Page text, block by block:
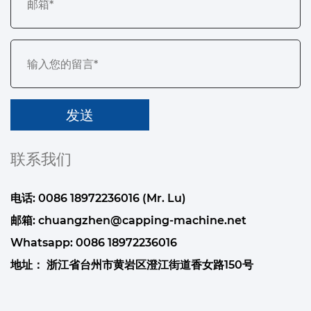
联系我们
电话: 0086 18972236016 (Mr. Lu)
邮箱: chuangzhen@capping-machine.net
Whatsapp: 0086 18972236016
地址： 浙江省台州市黄岩区澄江街道香女路150号